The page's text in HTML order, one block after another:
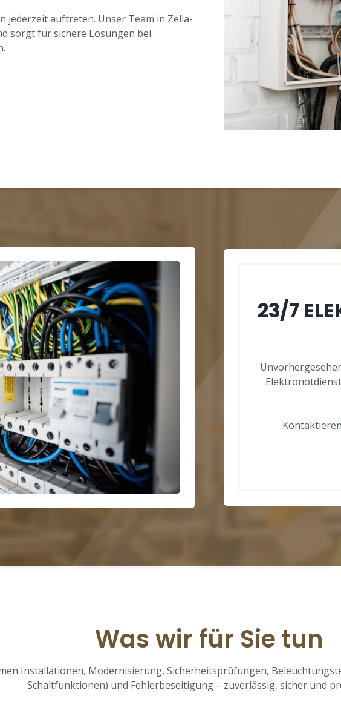
auftreten. Unser Team in Zella-
sorgt für sichere Lösungen bei
23/7
Was wir für Sie tun
Installationen, Modernisierung, Sicherheitsprüfungen,
Schaltfunktionen) und Fehlerbeseitigung – zuverlässig, sicher und